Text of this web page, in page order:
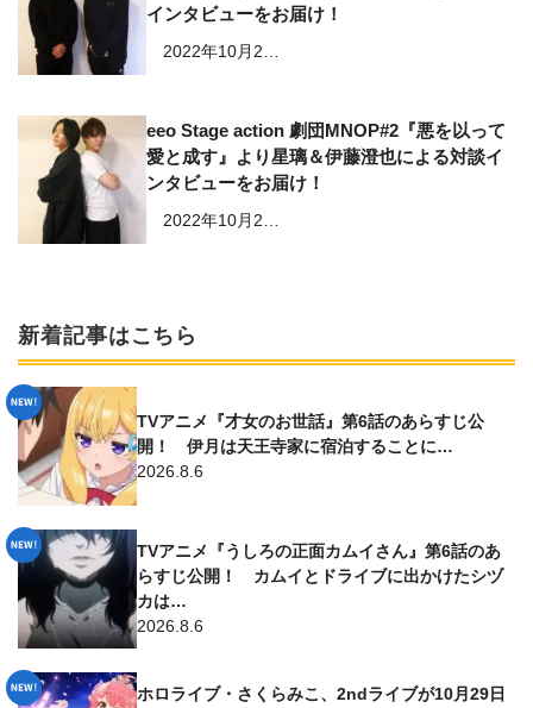
インタビューをお届け！
2022年10月2…
eeo Stage action 劇団MNOP#2『悪を以って
愛と成す』より星璃＆伊藤澄也による対談イ
ンタビューをお届け！
2022年10月2…
新着記事はこちら
TVアニメ『才女のお世話』第6話のあらすじ公
開！ 伊月は天王寺家に宿泊することに…
2026.8.6
TVアニメ『うしろの正面カムイさん』第6話のあ
らすじ公開！ カムイとドライブに出かけたシヅ
カは…
2026.8.6
ホロライブ・さくらみこ、2ndライブが10月29日